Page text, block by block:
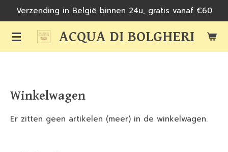
naar
de
ACQUA DI BOLGHERI
Verzending in België binnen 24u, gratis vanaf €60
Winkelwagen
Er zitten geen artikelen (meer) in de winkelwagen.